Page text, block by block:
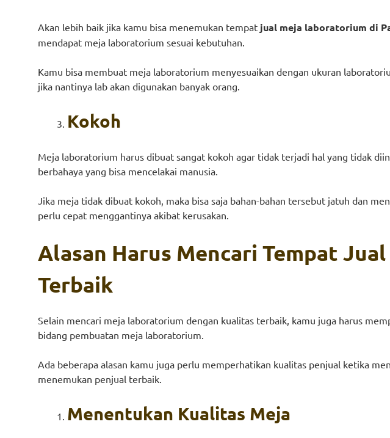
Akan lebih baik jika kamu bisa menemukan tempat jual meja laboratorium di
mendapat meja laboratorium sesuai kebutuhan.
Kamu bisa membuat meja laboratorium menyesuaikan dengan ukuran
jika nantinya lab akan digunakan banyak orang.
Kokoh
Meja laboratorium harus dibuat sangat kokoh agar tidak terjadi hal yang tidak
berbahaya yang bisa mencelakai manusia.
Jika meja tidak dibuat kokoh, maka bisa saja bahan-bahan tersebut jatuh dan
perlu cepat menggantinya akibat kerusakan.
Alasan Harus Mencari Tempat
Terbaik
Selain mencari meja laboratorium dengan kualitas terbaik, kamu juga harus
bidang pembuatan meja laboratorium.
Ada beberapa alasan kamu juga perlu memperhatikan kualitas penjual ketika
menemukan penjual terbaik.
Menentukan Kualitas Meja